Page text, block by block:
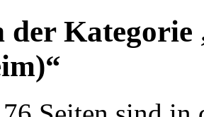
der